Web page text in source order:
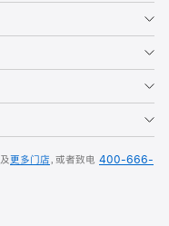
及更多门店，或者致电 400-666-